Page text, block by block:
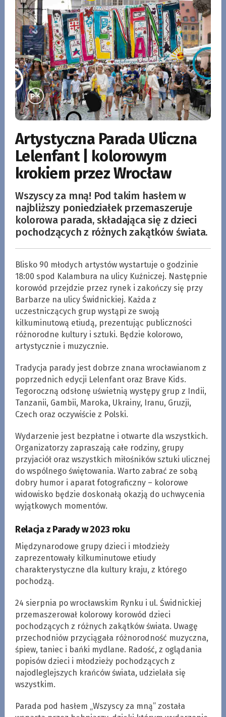
Artystyczna Parada Uliczna
Lelenfant | kolorowym
krokiem przez Wrocław
Wszyscy za mną! Pod takim hasłem w
najbliższy poniedziałek przemaszeruje
kolorowa parada, składająca się z dzieci
pochodzących z różnych zakątków świata.
Blisko 90 młodych artystów wystartuje o godzinie
18:00 spod Kalambura na ulicy Kuźniczej. Następnie
korowód przejdzie przez rynek i zakończy się przy
Barbarze na ulicy Świdnickiej. Każda z
uczestniczących grup wystąpi ze swoją
kilkuminutową etiudą, prezentując publiczności
różnorodne kultury i sztuki. Będzie kolorowo,
artystycznie i muzycznie.
Tradycja parady jest dobrze znana wrocławianom z
poprzednich edycji Lelenfant oraz Brave Kids.
Tegoroczną odsłonę uświetnią występy grup z Indii,
Tanzanii, Gambii, Maroka, Ukrainy, Iranu, Gruzji,
Czech oraz oczywiście z Polski.
Wydarzenie jest bezpłatne i otwarte dla wszystkich.
Organizatorzy zapraszają całe rodziny, grupy
przyjaciół oraz wszystkich miłośników sztuki ulicznej
do wspólnego świętowania. Warto zabrać ze sobą
dobry humor i aparat fotograficzny – kolorowe
widowisko będzie doskonałą okazją do uchwycenia
wyjątkowych momentów.
Relacja z Parady w 2023 roku
Międzynarodowe grupy dzieci i młodzieży
zaprezentowały kilkuminutowe etiudy
charakterystyczne dla kultury kraju, z którego
pochodzą.
24 sierpnia po wrocławskim Rynku i ul. Świdnickiej
przemaszerował kolorowy korowód dzieci
pochodzących z różnych zakątków świata. Uwagę
przechodniów przyciągała różnorodność muzyczna,
śpiew, taniec i bańki mydlane. Radość, z oglądania
popisów dzieci i młodzieży pochodzących z
najodleglejszych krańców świata, udzielała się
wszystkim.
Parada pod hasłem „Wszyscy za mną” została